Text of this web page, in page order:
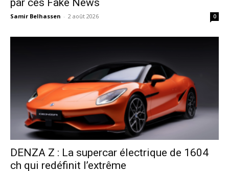
par ces Fake News
Samir Belhassen - 2 août 2026 0
DENZA Z : La supercar électrique de 1604
ch qui redéfinit l’extrême